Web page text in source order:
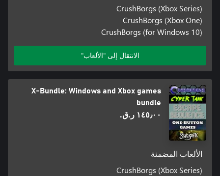
CrushBorgs (Xbox Series)
CrushBorgs (Xbox One)
CrushBorgs (for Windows 10)
الانتقال إلى "الألعاب"
X-Bundle: Windows and Xbox games
bundle
١٤٥٫٠٠ ر.ق.‏
الألعاب المضمنة
CrushBorgs (Xbox Series)